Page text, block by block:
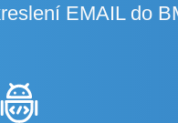
EMAIL do